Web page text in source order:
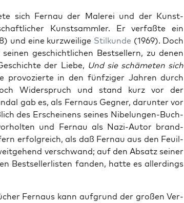
sich Fer­nau der Malerei und der Kun­st­
Kun­st­samm­ler. Er ver­faßte ein
und eine kurzweilige Stilkunde (1969). Doch
geschichtlichen Best­sellern, zu denen
der Liebe, Und sie schäme­ten sich
provozierte in den fün­fziger Jahren durch
Wider­spruch und stand kurz vor der
gab es, als Fer­naus Geg­n­er, darunter vor
des Erscheinens seines Nibelun­gen-Buch­
und Fer­nau als Nazi-Autor brand­
erfol­gre­ich, als daß Fer­nau aus den Feuil­
ver­schwand; auf den Absatz sein­er
Best­sellerlis­ten fan­den, hat­te es allerd­ings
Fer­naus kann auf­grund der großen Ver­